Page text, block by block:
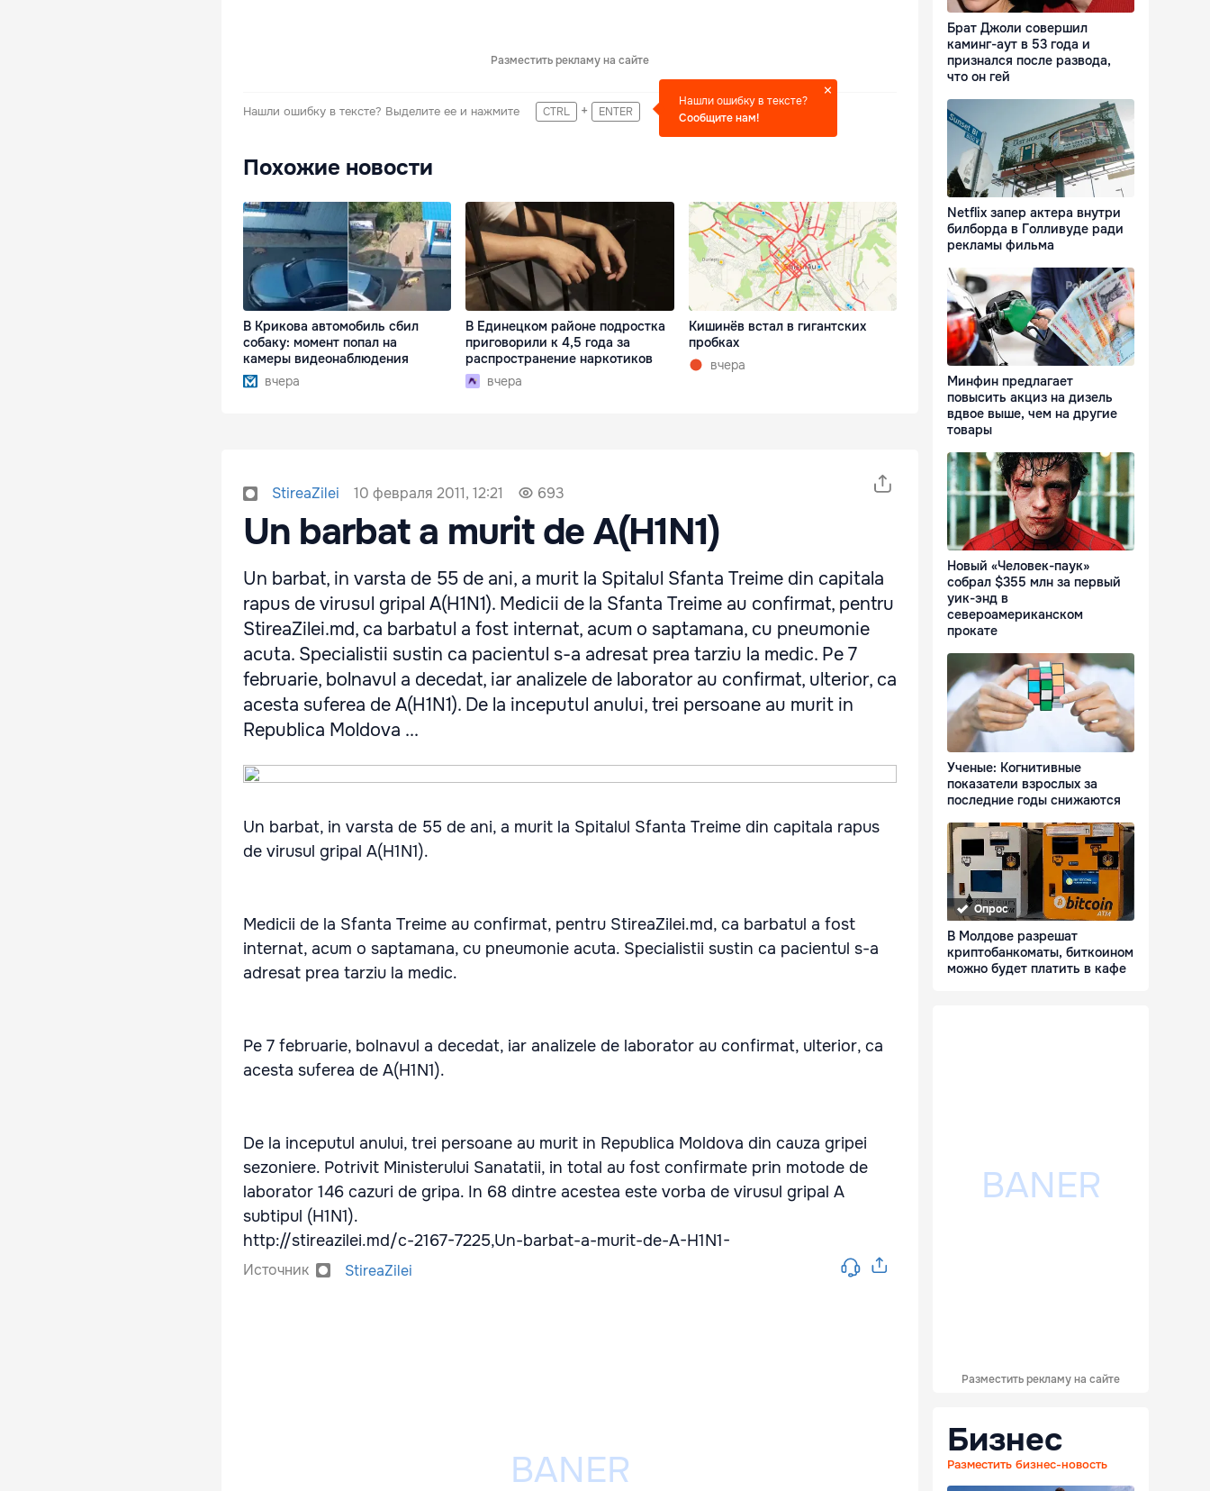
Разместить рекламу на сайте
Нашли ошибку в тексте? Выделите ее и нажмите CTRL + ENTER
Нашли ошибку в тексте?
Сообщите нам!
Похожие новости
В Крикова автомобиль сбил
собаку: момент попал на
камеры видеонаблюдения
вчера
В Единецком районе подростка
приговорили к 4,5 года за
распространение наркотиков
вчера
Кишинёв встал в гигантских
пробках
вчера
StireaZilei 10 февраля 2011, 12:21 693
Un barbat a murit de A(H1N1)
Un barbat, in varsta de 55 de ani, a murit la Spitalul Sfanta Treime din capitala
rapus de virusul gripal A(H1N1). Medicii de la Sfanta Treime au confirmat, pentru
StireaZilei.md, ca barbatul a fost internat, acum o saptamana, cu pneumonie
acuta. Specialistii sustin ca pacientul s-a adresat prea tarziu la medic. Pe 7
februarie, bolnavul a decedat, iar analizele de laborator au confirmat, ulterior, ca
acesta suferea de A(H1N1). De la inceputul anului, trei persoane au murit in
Republica Moldova ...
Un barbat, in varsta de 55 de ani, a murit la Spitalul Sfanta Treime din capitala rapus
de virusul gripal A(H1N1).
Medicii de la Sfanta Treime au confirmat, pentru StireaZilei.md, ca barbatul a fost
internat, acum o saptamana, cu pneumonie acuta. Specialistii sustin ca pacientul s-a
adresat prea tarziu la medic.
Pe 7 februarie, bolnavul a decedat, iar analizele de laborator au confirmat, ulterior, ca
acesta suferea de A(H1N1).
De la inceputul anului, trei persoane au murit in Republica Moldova din cauza gripei
sezoniere. Potrivit Ministerului Sanatatii, in total au fost confirmate prin motode de
laborator 146 cazuri de gripa. In 68 dintre acestea este vorba de virusul gripal A
subtipul (H1N1).
http://stireazilei.md/c-2167-7225,Un-barbat-a-murit-de-A-H1N1-
Источник StireaZilei
Брат Джоли совершил
каминг-аут в 53 года и
признался после развода,
что он гей
Netflix запер актера внутри
билборда в Голливуде ради
рекламы фильма
Минфин предлагает
повысить акциз на дизель
вдвое выше, чем на другие
товары
Новый «Человек-паук»
собрал $355 млн за первый
уик-энд в
североамериканском
прокате
Ученые: Когнитивные
показатели взрослых за
последние годы снижаются
Опрос
В Молдове разрешат
криптобанкоматы, биткоином
можно будет платить в кафе
Разместить рекламу на сайте
Бизнес
Разместить бизнес-новость